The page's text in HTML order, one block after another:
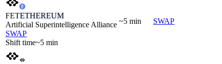
FETETHEREUM
Artificial Superintelligence Alliance
SWAP
Shift time~5 min
~5 min SWAP